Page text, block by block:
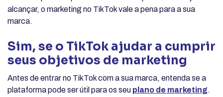
alcançar, o marketing no TikTok vale a pena para a sua
marca.
Sim, se o TikTok ajudar a cumprir
seus objetivos de marketing
Antes de entrar no TikTok com a sua marca, entenda se a
plataforma pode ser útil para os seu plano de marketing.